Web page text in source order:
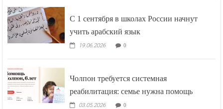
С 1 сентября в школах России начнут
учить арабский язык
19.06.2026 0
Чолпон требуется системная
реабилитация: семье нужна помощь
03.05.2026 0